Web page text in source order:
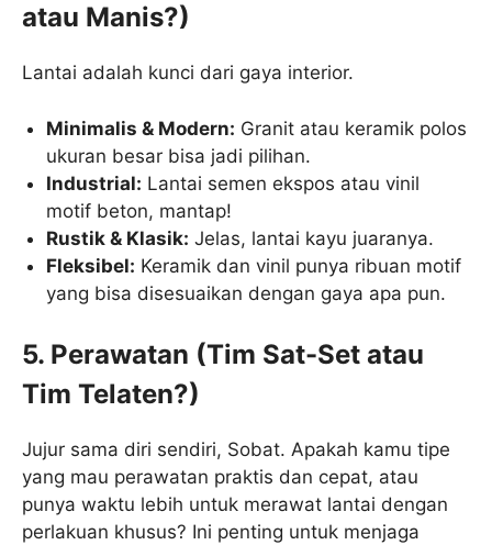
atau Manis?)
Lantai adalah kunci dari gaya interior.
Minimalis & Modern: Granit atau keramik polos
ukuran besar bisa jadi pilihan.
Industrial: Lantai semen ekspos atau vinil
motif beton, mantap!
Rustik & Klasik: Jelas, lantai kayu juaranya.
Fleksibel: Keramik dan vinil punya ribuan motif
yang bisa disesuaikan dengan gaya apa pun.
5. Perawatan (Tim Sat-Set atau
Tim Telaten?)
Jujur sama diri sendiri, Sobat. Apakah kamu tipe
yang mau perawatan praktis dan cepat, atau
punya waktu lebih untuk merawat lantai dengan
perlakuan khusus? Ini penting untuk menjaga